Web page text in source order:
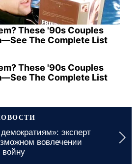
These '90s Couples
The Complete List
These '90s Couples
The Complete List
для ВПЛ и пенсионеров в
области: каким образом можно
поддержку